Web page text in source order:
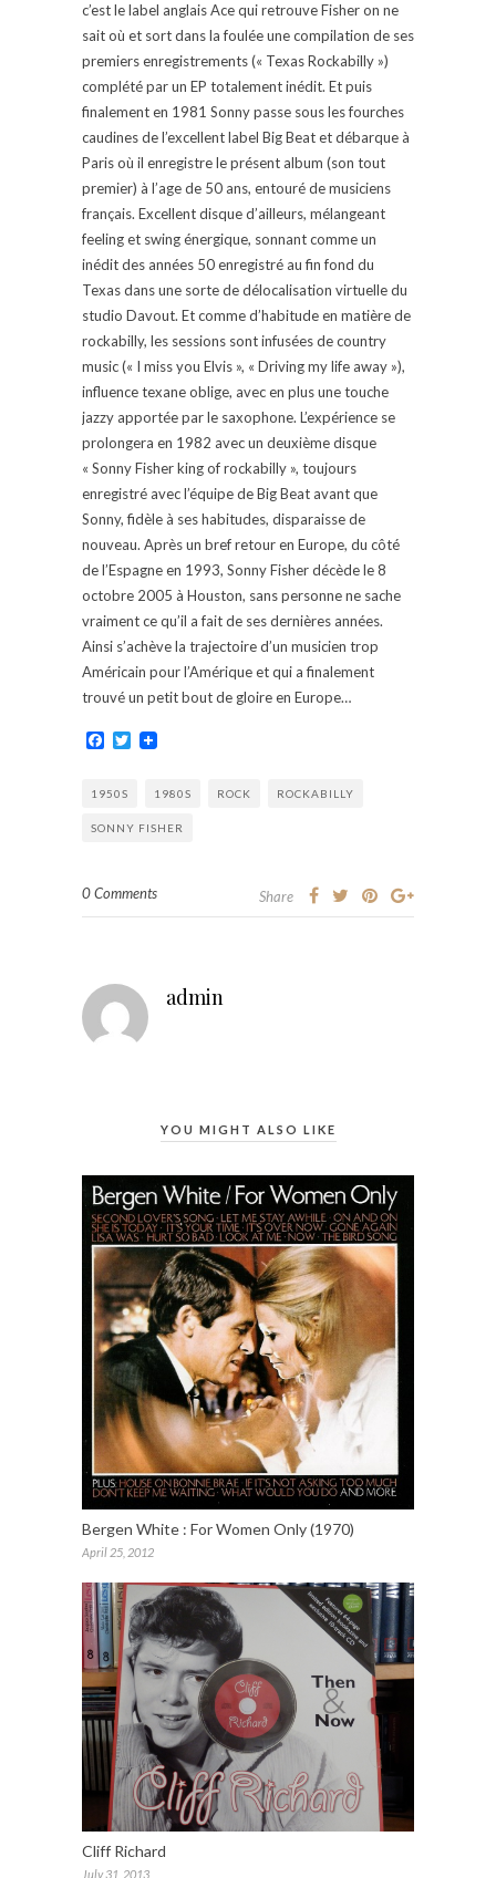
c’est le label anglais Ace qui retrouve Fisher on ne
sait où et sort dans la foulée une compilation de ses
premiers enregistrements (« Texas Rockabilly »)
complété par un EP totalement inédit. Et puis
finalement en 1981 Sonny passe sous les fourches
caudines de l’excellent label Big Beat et débarque à
Paris où il enregistre le présent album (son tout
premier) à l’age de 50 ans, entouré de musiciens
français. Excellent disque d’ailleurs, mélangeant
feeling et swing énergique, sonnant comme un
inédit des années 50 enregistré au fin fond du
Texas dans une sorte de délocalisation virtuelle du
studio Davout. Et comme d’habitude en matière de
rockabilly, les sessions sont infusées de country
music (« I miss you Elvis », « Driving my life away »),
influence texane oblige, avec en plus une touche
jazzy apportée par le saxophone. L’expérience se
prolongera en 1982 avec un deuxième disque
« Sonny Fisher king of rockabilly », toujours
enregistré avec l’équipe de Big Beat avant que
Sonny, fidèle à ses habitudes, disparaisse de
nouveau. Après un bref retour en Europe, du côté
de l’Espagne en 1993, Sonny Fisher décède le 8
octobre 2005 à Houston, sans personne ne sache
vraiment ce qu’il a fait de ses dernières années.
Ainsi s’achève la trajectoire d’un musicien trop
Américain pour l’Amérique et qui a finalement
trouvé un petit bout de gloire en Europe…
Facebook
Twitter
1950S 1980S ROCK ROCKABILLY
SONNY FISHER
0 Comments Share
admin
YOU MIGHT ALSO LIKE
Bergen White : For Women Only (1970)
April 25, 2012
Cliff Richard
July 31, 2013